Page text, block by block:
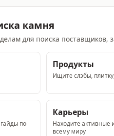
камня
для поиска поставщиков,
Продукты
Ищите слэбы,
по
Карьеры
Находите активные
всему миру